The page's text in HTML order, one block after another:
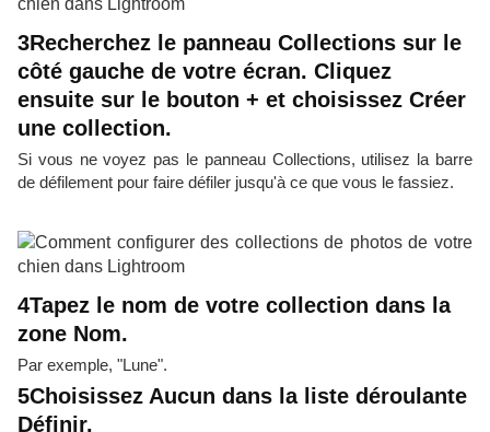
3Recherchez le panneau Collections sur le
côté gauche de votre écran. Cliquez
ensuite sur le bouton + et choisissez Créer
une collection.
Si vous ne voyez pas le panneau Collections, utilisez la barre
de défilement pour faire défiler jusqu'à ce que vous le fassiez.
4Tapez le nom de votre collection dans la
zone Nom.
Par exemple, "Lune".
5Choisissez Aucun dans la liste déroulante
Définir.